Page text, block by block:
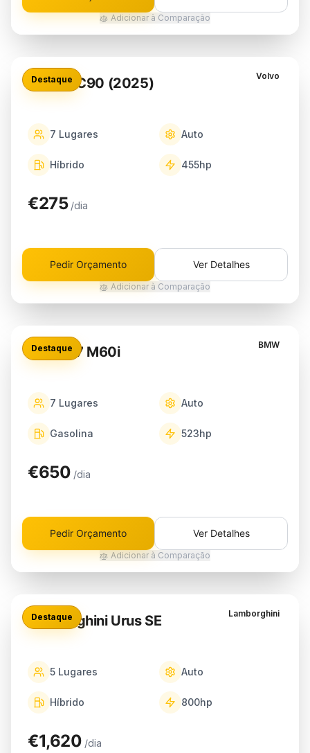
Adicionar à Comparação
Destaque Volvo
Volvo XC90 (2025)
7 Lugares Auto
Híbrido 455hp
€275 /dia
Pedir Orçamento Ver Detalhes
Adicionar à Comparação
Destaque BMW
BMW X7 M60i
7 Lugares Auto
Gasolina 523hp
€650 /dia
Pedir Orçamento Ver Detalhes
Adicionar à Comparação
Destaque Lamborghini
Lamborghini Urus SE
5 Lugares Auto
Híbrido 800hp
€1,620 /dia